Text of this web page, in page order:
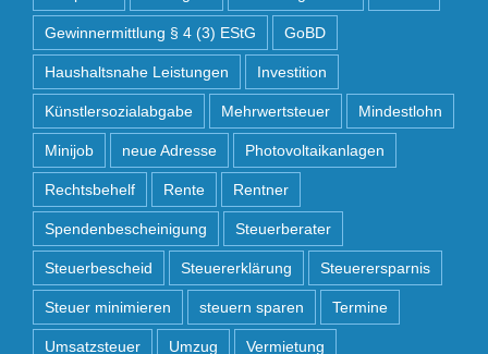
Gewinnermittlung § 4 (3) EStG GoBD
Haushaltsnahe Leistungen Investition
Künstlersozialabgabe Mehrwertsteuer Mindestlohn
Minijob neue Adresse Photovoltaikanlagen
Rechtsbehelf Rente Rentner
Spendenbescheinigung Steuerberater
Steuerbescheid Steuererklärung Steuerersparnis
Steuer minimieren steuern sparen Termine
Umsatzsteuer Umzug Vermietung